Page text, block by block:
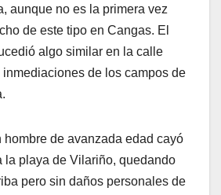
aunque no es la primera vez
de este tipo en Cangas. El
algo similar en la calle
de los campos de
hombre de avanzada edad cayó
la playa de Vilariño, quedando
pero sin daños personales de